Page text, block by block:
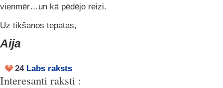
vienmēr…un kā pēdējo reizi.
Uz tikšanos tepatās,
Aija
24 Labs raksts
Interesanti raksti :